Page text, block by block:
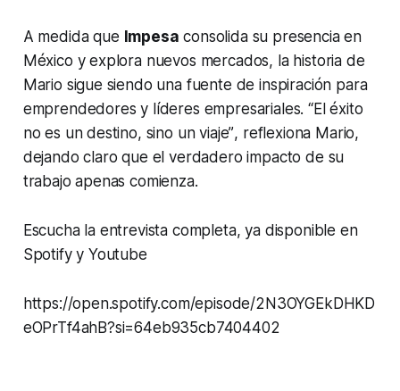
A medida que Impesa consolida su presencia en
México y explora nuevos mercados, la historia de
Mario sigue siendo una fuente de inspiración para
emprendedores y líderes empresariales.“El éxito
no es un destino, sino un viaje”, reflexiona Mario,
dejando claro que el verdadero impacto de su
trabajo apenas comienza.
Escucha la entrevista completa, ya disponible en
Spotify y Youtube
https://open.spotify.com/episode/2N3OYGEkDHKD
eOPrTf4ahB?si=64eb935cb7404402